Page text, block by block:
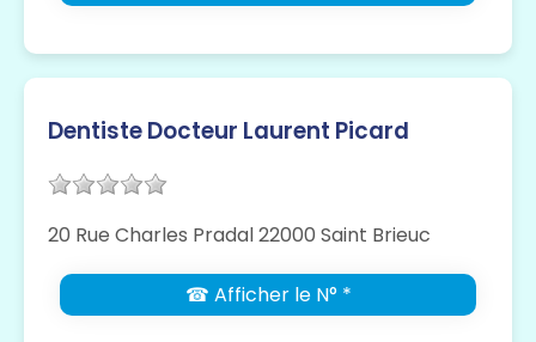
Dentiste Docteur Laurent Picard
20 Rue Charles Pradal 22000 Saint Brieuc
☎ Afficher le N° *